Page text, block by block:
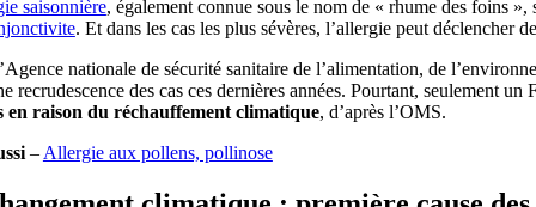
saisonnière, également connue sous le nom de « rhume des foins »,
. Et dans les cas les plus sévères, l’allergie peut déclencher
nationale de sécurité sanitaire de l’alimentation, de
recrudescence des cas ces dernières années. Pourtant, seulement
en raison du réchauffement climatique, d’après l’OMS.
– Allergie aux pollens, pollinose